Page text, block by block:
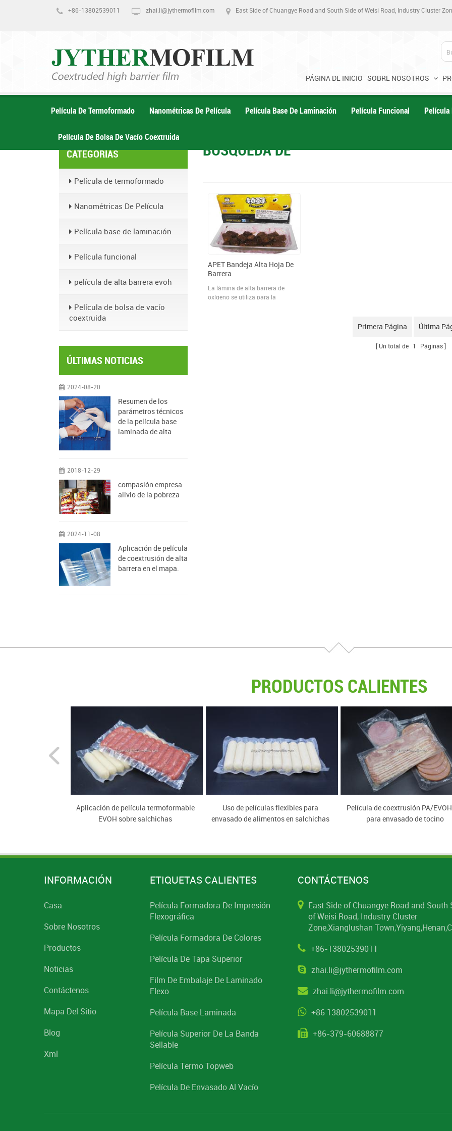
+86-13802539011 zhai.li@jythermofilm.com East Side of Chuangye Road and South Side of Weisi Road, Industry Cluster
PÁGINA DE INICIO SOBRE NOSOTROS
Película De Termoformado Nanométricas De Película Película Base De Laminación Película Funcional Película
Película De Bolsa De Vacío Coextruida
CATEGORÍAS
Película de termoformado
Nanométricas De Película
Película base de laminación
Película funcional
película de alta barrera evoh
Película de bolsa de vacío
coextruida
ÚLTIMAS NOTICIAS
2024-08-20
Resumen de los
parámetros técnicos
de la película base
laminada de alta
2018-12-29
compasión empresa
alivio de la pobreza
2024-11-08
Aplicación de película
de coextrusión de alta
barrera en el mapa.
BÚSQUEDA DE
APET Bandeja Alta Hoja De
Barrera
La lámina de alta barrera de
oxígeno se utiliza para la
Primera Página Última
Un total de 1 Páginas
PRODUCTOS CALIENTES
Aplicación de película termoformable
EVOH sobre salchichas
Uso de películas flexibles para
envasado de alimentos en salchichas
Película de coextrusión PA/
para envasado de tocino
INFORMACIÓN
Casa
Sobre Nosotros
Productos
Noticias
Contáctenos
Mapa Del Sitio
Blog
Xml
ETIQUETAS CALIENTES
Película Formadora De Impresión
Flexográfica
Película Formadora De Colores
Película De Tapa Superior
Film De Embalaje De Laminado
Flexo
Película Base Laminada
Película Superior De La Banda
Sellable
Película Termo Topweb
Película De Envasado Al Vacío
CONTÁCTENOS
East Side of Chuangye Road and South
of Weisi Road, Industry Cluster
Zone,Xianglushan
+86-13802539011
zhai.li@jythermofilm.com
zhai.li@jythermofilm.com
+86 13802539011
+86-379-60688877